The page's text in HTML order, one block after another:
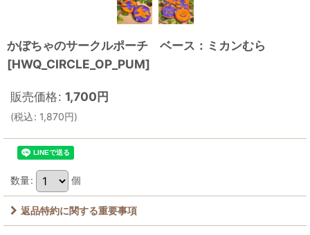
かぼちゃのサークルポーチ ベース：ミカンむら
[HWQ_CIRCLE_OP_PUM]
販売価格: 1,700円
(税込: 1,870円)
数量: 個
返品特約に関する重要事項